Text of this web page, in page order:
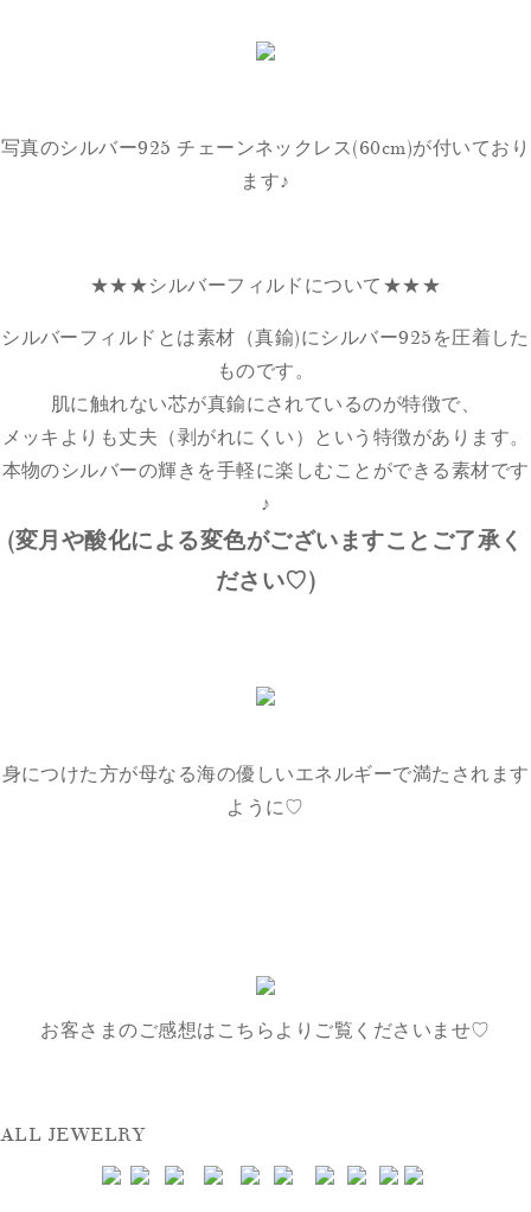
写真のシルバー925 チェーンネックレス(60cm)が付いており
ます♪
★★★シルバーフィルドについて★★★
シルバーフィルドとは素材（真鍮)にシルバー925を圧着した
ものです。
肌に触れない芯が真鍮にされているのが特徴で、
メッキよりも丈夫（剥がれにくい）という特徴があります。
本物のシルバーの輝きを手軽に楽しむことができる素材です
♪
(変月や酸化による変色がございますことご了承く
ださい♡)
身につけた方が母なる海の優しいエネルギーで満たされます
ように♡
お客さまのご感想はこちらよりご覧くださいませ♡
ALL JEWELRY